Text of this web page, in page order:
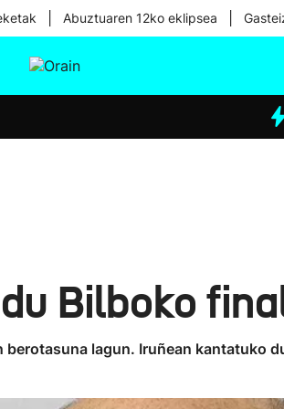
Abuztuaren 12ko eklipsea
Eguraldia
Bilboko
lagun. Iruñean kantatuko